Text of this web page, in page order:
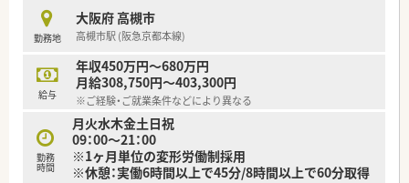
などを社員価格での購入が可能です。
■プラチナくるみんマークも取得しており、子育てをサポートし
ている企業のため女性の方はもちろん、男性の育休取得者もいる
など男女ともに働きやすい社風です。
■女性のワーク・ライフ・バランスを推進する優良企業として、厚
生労働省認定の「えるぼしマーク」(最高位である3段階目)を取
得。
＼＼ こんな業務内容です☆ ／／
■OTC販売のみのお仕事です。調剤業務はございません。
■OTCカウンセリングや医薬品管理業務・メンテナンス等をお願
勤務地
大阪府 高槻市
高槻市駅 (阪急京都本線)
給与
年収450万円～680万円
月給308,750円～403,300円
※ご経験・ご就業条件などにより異なる
勤務
時間
月火水木金土日祝
09：00～21：00
※1ヶ月単位の変形労働制採用
※休憩：実働6時間以上で45分/8時間以上で60分取得